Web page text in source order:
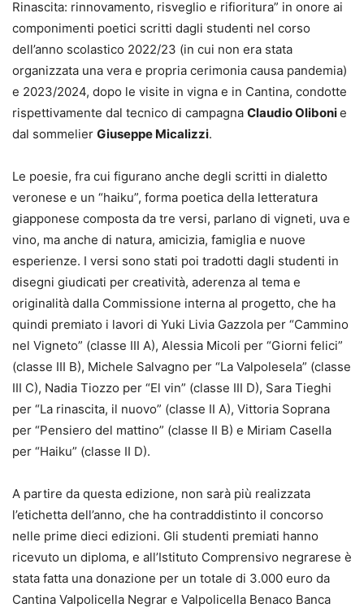
Rinascita: rinnovamento, risveglio e rifioritura” in onore ai
componimenti poetici scritti dagli studenti nel corso
dell’anno scolastico 2022/23 (in cui non era stata
organizzata una vera e propria cerimonia causa pandemia)
e 2023/2024, dopo le visite in vigna e in Cantina, condotte
rispettivamente dal tecnico di campagna Claudio Olibonie
dal sommelier Giuseppe Micalizzi.
Le poesie, fra cui figurano anche degli scritti in dialetto
veronese e un “haiku”, forma poetica della letteratura
giapponese composta da tre versi, parlano di vigneti, uva e
vino, ma anche di natura, amicizia, famiglia e nuove
esperienze. I versi sono stati poi tradotti dagli studenti in
disegni giudicati per creatività, aderenza al tema e
originalità dalla Commissione interna al progetto, che ha
quindi premiato i lavori di Yuki Livia Gazzola per “Cammino
nel Vigneto” (classe III A), Alessia Micoli per “Giorni felici”
(classe III B), Michele Salvagno per “La Valpolesela” (classe
III C), Nadia Tiozzo per “El vin” (classe III D), Sara Tieghi
per “La rinascita, il nuovo” (classe II A), Vittoria Soprana
per “Pensiero del mattino” (classe II B) e Miriam Casella
per “Haiku” (classe II D).
A partire da questa edizione, non sarà più realizzata
l’etichetta dell’anno, che ha contraddistinto il concorso
nelle prime dieci edizioni. Gli studenti premiati hanno
ricevuto un diploma, e all’Istituto Comprensivo negrarese è
stata fatta una donazione per un totale di 3.000 euro da
Cantina Valpolicella Negrar e Valpolicella Benaco Banca